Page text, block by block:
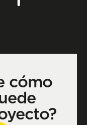
cómo